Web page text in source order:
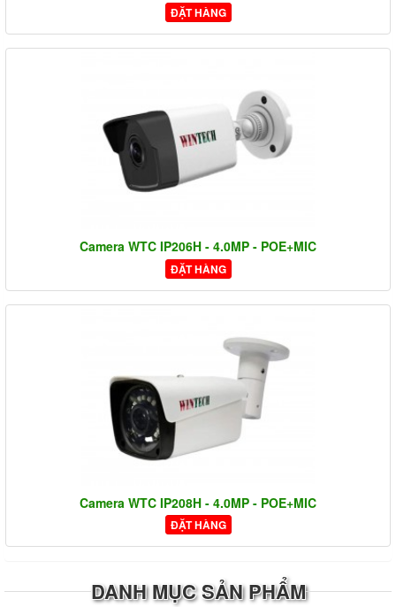
ĐẶT HÀNG
Camera WTC IP206H - 4.0MP - POE+MIC
ĐẶT HÀNG
Camera WTC IP208H - 4.0MP - POE+MIC
ĐẶT HÀNG
DANH MỤC SẢN PHẨM